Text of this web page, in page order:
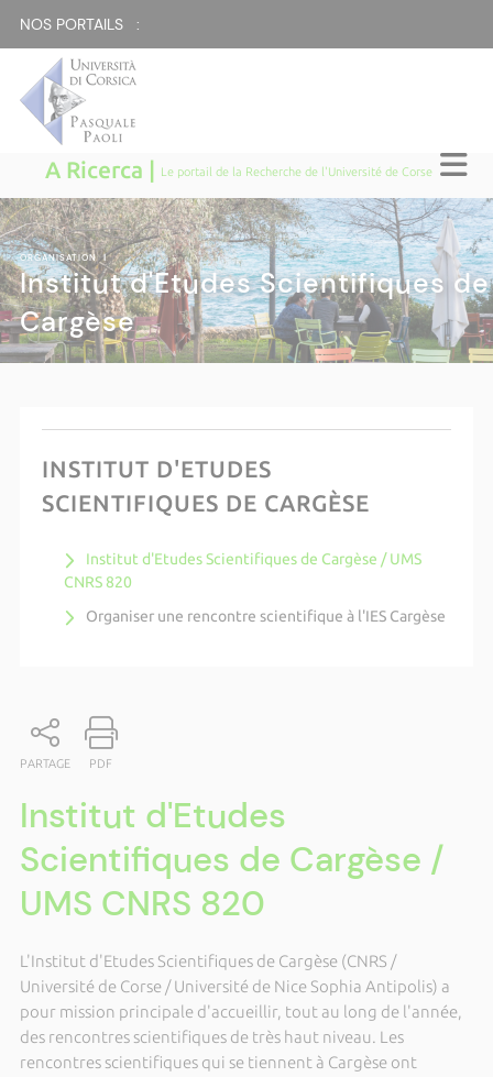
NOS PORTAILS :
A Ricerca | Le portail de la Recherche de l'Université de Corse
ORGANISATION|
Institut d'Etudes Scientifiques de
Cargèse
INSTITUT D'ETUDES
SCIENTIFIQUES DE CARGÈSE
Institut d'Etudes Scientifiques de Cargèse / UMS
CNRS 820
Organiser une rencontre scientifique à l'IES Cargèse
PARTAGE PDF
Institut d'Etudes
Scientifiques de Cargèse /
UMS CNRS 820
L'Institut d'Etudes Scientifiques de Cargèse (CNRS /
Université de Corse / Université de Nice Sophia Antipolis) a
pour mission principale d'accueillir, tout au long de l'année,
des rencontres scientifiques de très haut niveau. Les
rencontres scientifiques qui se tiennent à Cargèse ont